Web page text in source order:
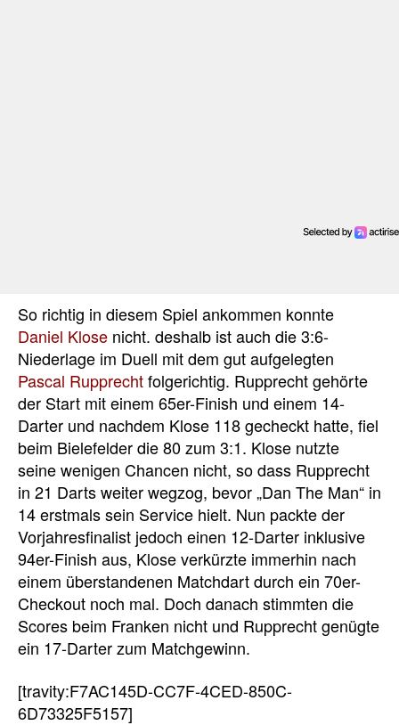
So richtig in diesem Spiel ankommen konnte
Daniel Klose nicht. deshalb ist auch die 3:6-
Niederlage im Duell mit dem gut aufgelegten
Pascal Rupprechtfolgerichtig. Rupprecht gehörte
der Start mit einem 65er-Finish und einem 14-
Darter und nachdem Klose 118 gecheckt hatte, fiel
beim Bielefelder die 80 zum 3:1. Klose nutzte
seine wenigen Chancen nicht, so dass Rupprecht
in 21 Darts weiter wegzog, bevor „Dan The Man“ in
14 erstmals sein Service hielt. Nun packte der
Vorjahresfinalist jedoch einen 12-Darter inklusive
94er-Finish aus, Klose verkürzte immerhin nach
einem überstandenen Matchdart durch ein 70er-
Checkout noch mal. Doch danach stimmten die
Scores beim Franken nicht und Rupprecht genügte
ein 17-Darter zum Matchgewinn.
[travity:F7AC145D-CC7F-4CED-850C-
6D73325F5157]